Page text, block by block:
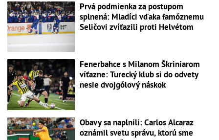
Prvá podmienka za postupom
splnená: Mladíci vďaka famóznemu
Seličovi zvíťazili proti Helvétom
Fenerbahce s Milanom Škriniarom
víťazne: Turecký klub si do odvety
nesie dvojgólový náskok
Obavy sa naplnili: Carlos Alcaraz
oznámil svetu správu, ktorú sme